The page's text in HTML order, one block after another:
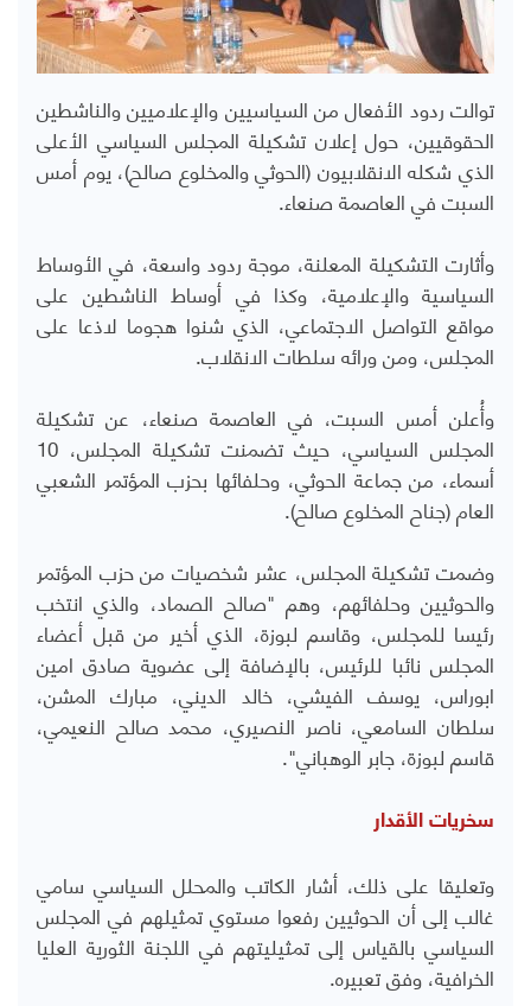
توالت ردود الأفعال من السياسيين والإعلاميين والناشطين
الحقوقيين، حول إعلان تشكيلة المجلس السياسي الأعلى
الذي شكله الانقلابيون (الحوثي والمخلوع صالح)، يوم أمس
السبت في العاصمة صنعاء.
وأثارت التشكيلة المعلنة، موجة ردود واسعة، في الأوساط
السياسية والإعلامية، وكذا في أوساط الناشطين على
مواقع التواصل الاجتماعي، الذي شنوا هجوما لاذعا على
المجلس، ومن ورائه سلطات الانقلاب.
وأُعلن أمس السبت، في العاصمة صنعاء، عن تشكيلة
المجلس السياسي، حيث تضمنت تشكيلة المجلس، 10
أسماء، من جماعة الحوثي، وحلفائها بحزب المؤتمر الشعبي
العام (جناح المخلوع صالح).
وضمت تشكيلة المجلس، عشر شخصيات من حزب المؤتمر
والحوثيين وحلفائهم، وهم "صالح الصماد، والذي انتخب
رئيسا للمجلس، وقاسم لبوزة، الذي أخير من قبل أعضاء
المجلس نائبا للرئيس، بالإضافة إلى عضوية صادق امين
ابوراس، يوسف الفيشي، خالد الديني، مبارك المشن،
سلطان السامعي، ناصر النصيري، محمد صالح النعيمي،
قاسم لبوزة، جابر الوهباني".
سخريات الأقدار
وتعليقا على ذلك، أشار الكاتب والمحلل السياسي سامي
غالب إلى أن الحوثيين رفعوا مستوي تمثيلهم في المجلس
السياسي بالقياس إلى تمثيليتهم في اللجنة الثورية العليا
الخرافية، وفق تعبيره.